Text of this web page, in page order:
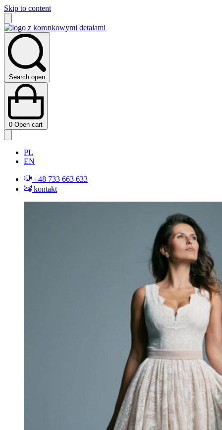
Skip to content
Search open
0 Open cart
PL
EN
+48 733 663 633
kontakt